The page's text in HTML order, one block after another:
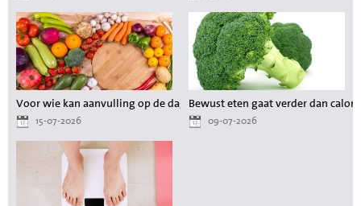
Voor wie kan aanvulling op de dagelijkse voeding waardevol zijn?
15-07-2026
Bewust eten gaat verder dan
09-07-2026